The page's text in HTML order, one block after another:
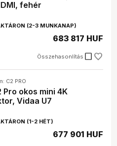
fehér
(2-3 MUNKANAP)
Összehasonlítás check_box_outline_blank
683 817 HUF
C2 PRO
Pro okos mini 4K
Vidaa U7
(1-2 HÉT)
677 901 HUF